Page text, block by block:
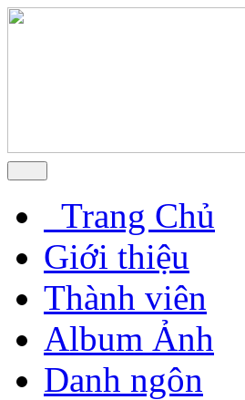
Trang Chủ
Giới thiệu
Thành viên
Album Ảnh
Danh ngôn